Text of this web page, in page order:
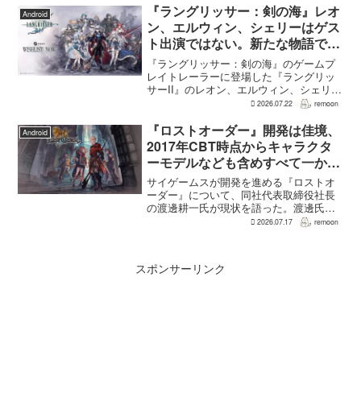
Android
『ラングリッサー：剣の海』レオ
ン、エルウィン、シェリーはゲス
ト出演ではない。新たな物語で重
要な役割を担う
『ラングリッサー：剣の海』のゲームプ
レイトレーラーに登場した『ラングリッ
サーII』のレオン、エルウィン、シェリー
は、単なるファンサービスやゲスト出演
を担う。ファミ通のメールインタビュー
で本作のプロデューサ...
2026.07.22 remoon
Android
『ロストオーダー』開発は佳境、
2017年CBT時点からキャラクタ
ーモデルなども含めすべて一から
作り直し
サイゲームスが開発を進める『ロストオ
ーダー』について、同社代表取締役社長
の渡邊耕一氏が現状を語った。渡邊氏に
よれば、開発はいままさに佳境を迎えて
2026.07.17 remoon
スポンサーリンク